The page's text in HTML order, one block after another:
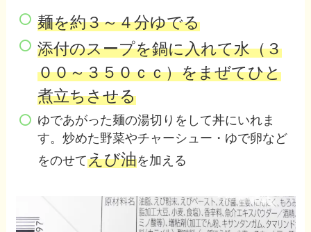
麺を約３～４分ゆでる
添付のスープを鍋に入れて水（３
００～３５０ｃｃ）をまぜてひと
煮立ちさせる
ゆであがった麺の湯切りをして丼にいれま
す。炒めた野菜やチャーシュー・ゆで卵など
をのせてえび油を加える